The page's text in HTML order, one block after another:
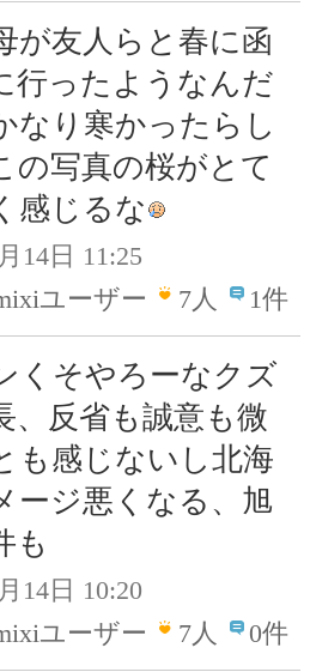
が友人らと春に函
行ったようなんだ
なり寒かったらし
の写真の桜がとて
感じるな
14日 11:25
ユーザー
7人 1件
くそやろーなクズ
、反省も誠意も微
も感じないし北海
ージ悪くなる、旭
も
14日 10:20
ユーザー
7人 0件